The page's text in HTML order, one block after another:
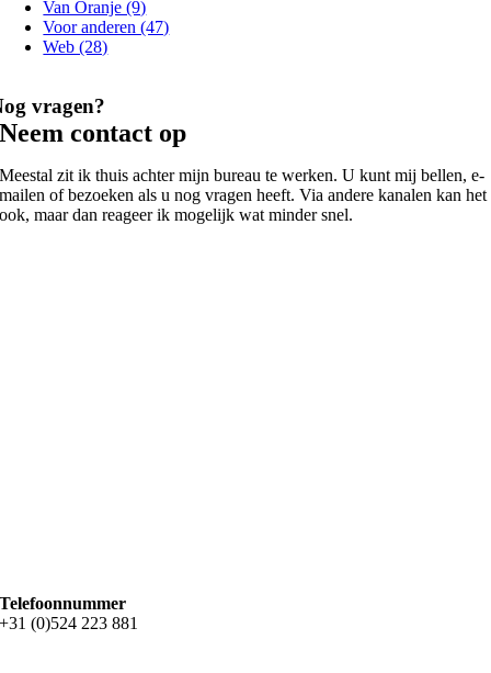
Van Oranje (9)
Voor anderen (47)
Web (28)
vragen?
Neem contact op
Meestal zit ik thuis achter mijn bureau te werken. U kunt mij bellen, e-
mailen of bezoeken als u nog vragen heeft. Via andere kanalen kan het
ook, maar dan reageer ik mogelijk wat minder snel.
Telefoonnummer
+31 (0)524 223 881